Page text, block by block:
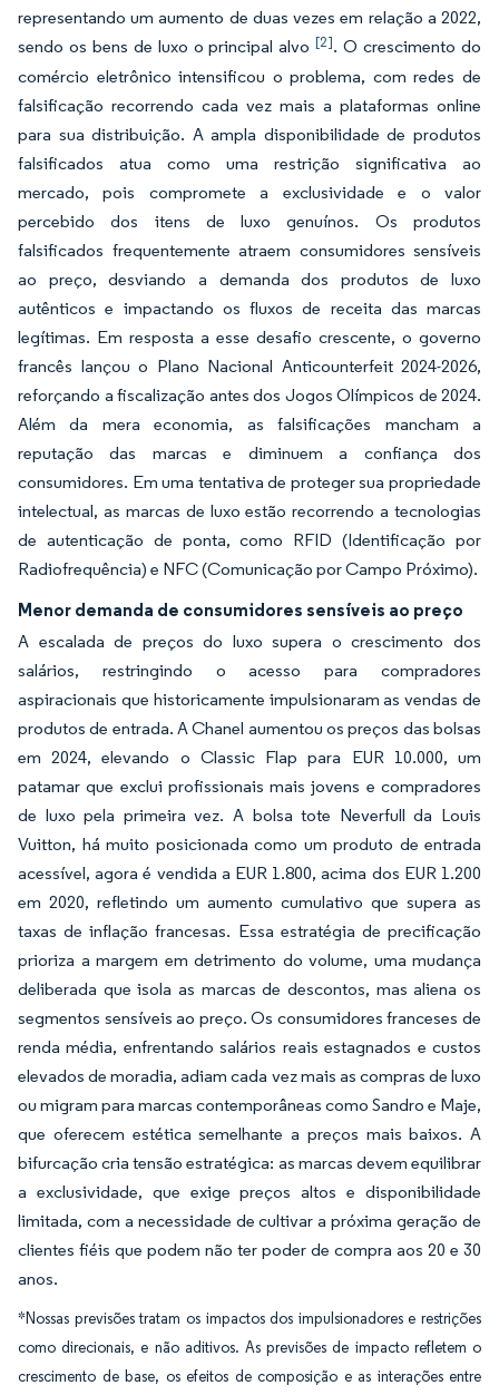
representando um aumento de duas vezes em relação a 2022,
sendo os bens de luxo o principal alvo[2]. O crescimento do
comércio eletrônico intensificou o problema, com redes de
falsificação recorrendo cada vez mais a plataformas online
para sua distribuição. A ampla disponibilidade de produtos
falsificados atua como uma restrição significativa ao
mercado, pois compromete a exclusividade e o valor
percebido dos itens de luxo genuínos. Os produtos
falsificados frequentemente atraem consumidores sensíveis
ao preço, desviando a demanda dos produtos de luxo
autênticos e impactando os fluxos de receita das marcas
legítimas. Em resposta a esse desafio crescente, o governo
francês lançou o Plano Nacional Anticounterfeit 2024-2026,
reforçando a fiscalização antes dos Jogos Olímpicos de 2024.
Além da mera economia, as falsificações mancham a
reputação das marcas e diminuem a confiança dos
consumidores. Em uma tentativa de proteger sua propriedade
intelectual, as marcas de luxo estão recorrendo a tecnologias
de autenticação de ponta, como RFID (Identificação por
Radiofrequência) e NFC (Comunicação por Campo Próximo).
Menor demanda de consumidores sensíveis ao preço
A escalada de preços do luxo supera o crescimento dos
salários, restringindo o acesso para compradores
aspiracionais que historicamente impulsionaram as vendas de
produtos de entrada. A Chanel aumentou os preços das bolsas
em 2024, elevando o Classic Flap para EUR 10.000, um
patamar que exclui profissionais mais jovens e compradores
de luxo pela primeira vez. A bolsa tote Neverfull da Louis
Vuitton, há muito posicionada como um produto de entrada
acessível, agora é vendida a EUR 1.800, acima dos EUR 1.200
em 2020, refletindo um aumento cumulativo que supera as
taxas de inflação francesas. Essa estratégia de precificação
prioriza a margem em detrimento do volume, uma mudança
deliberada que isola as marcas de descontos, mas aliena os
segmentos sensíveis ao preço. Os consumidores franceses de
renda média, enfrentando salários reais estagnados e custos
elevados de moradia, adiam cada vez mais as compras de luxo
ou migram para marcas contemporâneas como Sandro e Maje,
que oferecem estética semelhante a preços mais baixos. A
bifurcação cria tensão estratégica: as marcas devem equilibrar
a exclusividade, que exige preços altos e disponibilidade
limitada, com a necessidade de cultivar a próxima geração de
clientes fiéis que podem não ter poder de compra aos 20 e 30
anos.
*Nossas previsões tratam os impactos dos impulsionadores e restrições
como direcionais, e não aditivos. As previsões de impacto refletem o
crescimento de base, os efeitos de composição e as interações entre